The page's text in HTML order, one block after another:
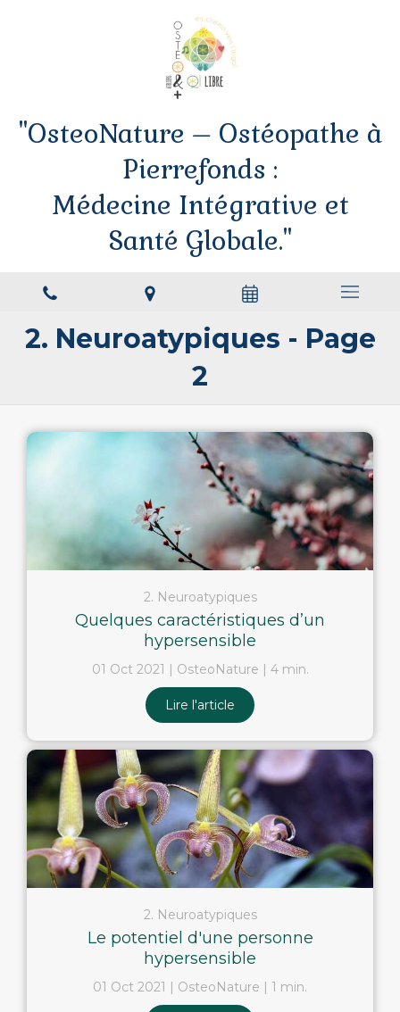
"OsteoNature – Ostéopathe à
Pierrefonds :
Médecine Intégrative et
Santé Globale."
2. Neuroatypiques - Page
2
2. Neuroatypiques
Quelques caractéristiques d’un
hypersensible
01 Oct 2021 OsteoNature 4 min.
Lire l'article
2. Neuroatypiques
Le potentiel d'une personne
hypersensible
01 Oct 2021 OsteoNature 1 min.